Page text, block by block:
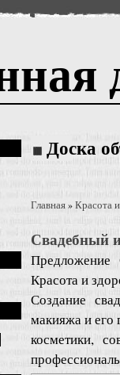
Доска
Главная»Красота
Свадебный
Предложение
Красота и
Создание
макияжа и его
косметики,